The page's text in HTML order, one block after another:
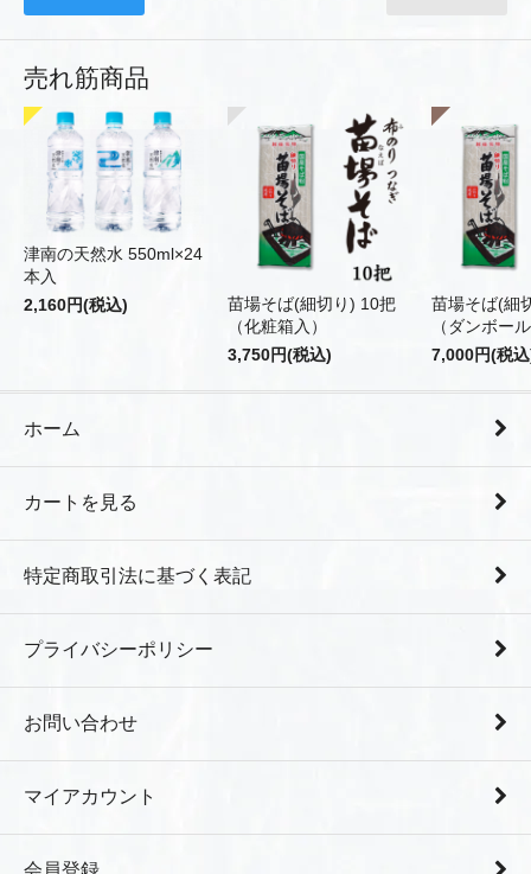
売れ筋商品
津南の天然水 550ml×24
本入
2,160円(税込)
苗場そば(細切り) 10把
（化粧箱入）
3,750円(税込)
苗場そば(細
（ダンボー
7,000円(税
ホーム
カートを見る
特定商取引法に基づく表記
プライバシーポリシー
お問い合わせ
マイアカウント
会員登録